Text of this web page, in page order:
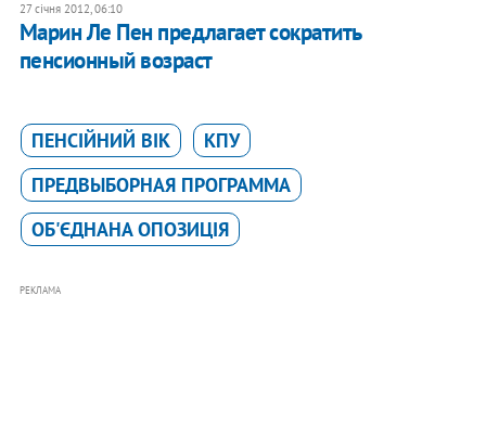
27 січня 2012, 06:10
Марин Ле Пен предлагает сократить
пенсионный возраст
ПЕНСІЙНИЙ ВІК
КПУ
ПРЕДВЫБОРНАЯ ПРОГРАММА
ОБ'ЄДНАНА ОПОЗИЦІЯ
РЕКЛАМА